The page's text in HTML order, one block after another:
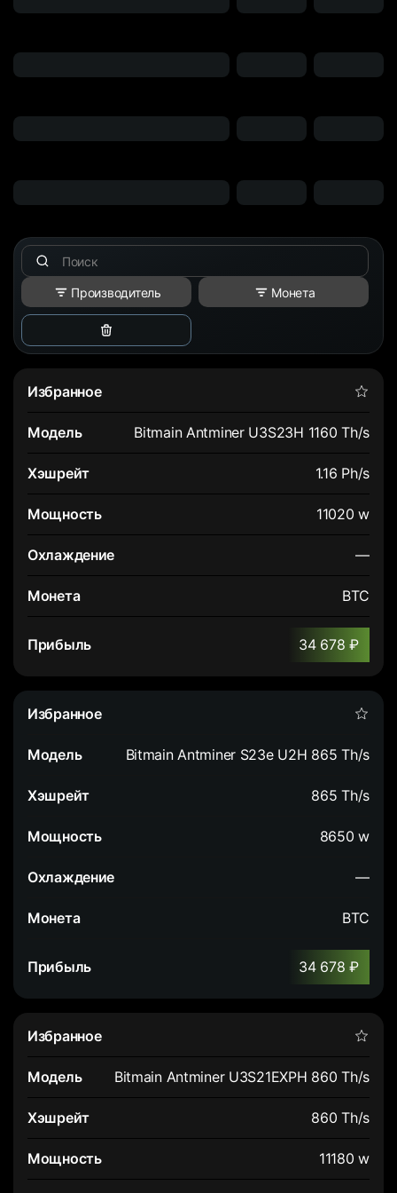
Производитель Монета
фильтры
Bitmain Antminer U3S23H 1160 Th/s
1.16 Ph/s
11020 w
—
BTC
34 678 ₽
Bitmain Antminer S23e U2H 865 Th/s
865 Th/s
8650 w
—
BTC
34 678 ₽
Bitmain Antminer U3S21EXPH 860 Th/s
860 Th/s
11180 w